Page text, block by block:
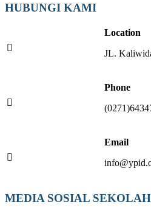
HUBUNGI KAMI
Location
JL.
Phone
Email
MEDIA SOSIAL SEKOLAH